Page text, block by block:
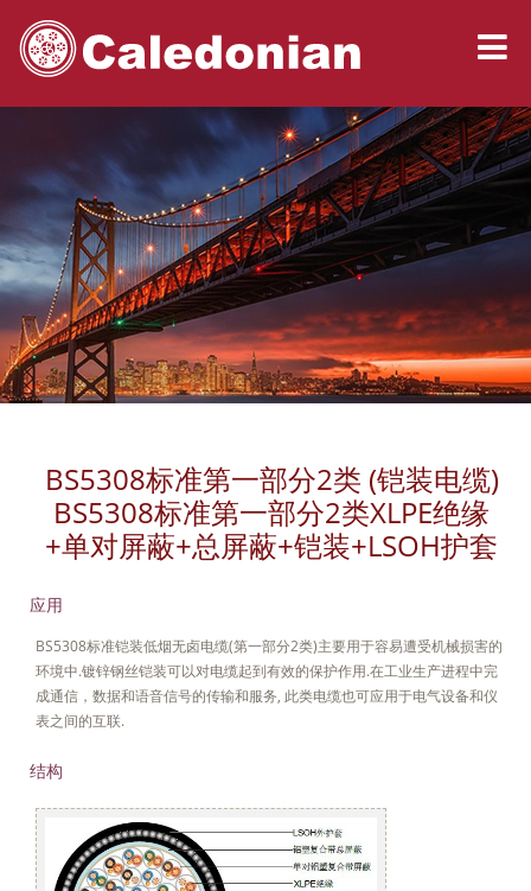
BS5308标准第一部分2类 (铠装电缆)
BS5308标准第一部分2类XLPE绝缘
+单对屏蔽+总屏蔽+铠装+LSOH护套
应用
BS5308标准铠装低烟无卤电缆(第一部分2类)主要用于容易遭受机械损害的
环境中.镀锌钢丝铠装可以对电缆起到有效的保护作用.在工业生产进程中完
成通信，数据和语音信号的传输和服务, 此类电缆也可应用于电气设备和仪
表之间的互联.
结构